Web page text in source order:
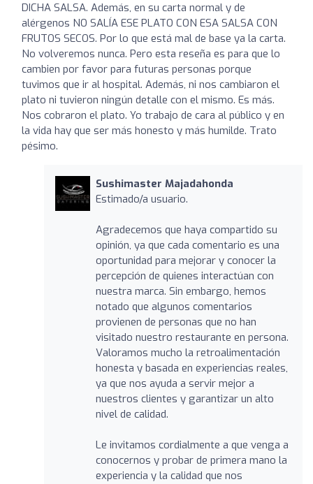
DICHA SALSA. Además, en su carta normal y de
alérgenos NO SALÍA ESE PLATO CON ESA SALSA CON
FRUTOS SECOS. Por lo que está mal de base ya la carta.
No volveremos nunca. Pero esta reseña es para que lo
cambien por favor para futuras personas porque
tuvimos que ir al hospital. Además, ni nos cambiaron el
plato ni tuvieron ningún detalle con el mismo. Es más.
Nos cobraron el plato. Yo trabajo de cara al público y en
la vida hay que ser más honesto y más humilde. Trato
pésimo.
Sushimaster Majadahonda
Estimado/a usuario.
Agradecemos que haya compartido su
opinión, ya que cada comentario es una
oportunidad para mejorar y conocer la
percepción de quienes interactúan con
nuestra marca. Sin embargo, hemos
notado que algunos comentarios
provienen de personas que no han
visitado nuestro restaurante en persona.
Valoramos mucho la retroalimentación
honesta y basada en experiencias reales,
ya que nos ayuda a servir mejor a
nuestros clientes y garantizar un alto
nivel de calidad.
Le invitamos cordialmente a que venga a
conocernos y probar de primera mano la
experiencia y la calidad que nos